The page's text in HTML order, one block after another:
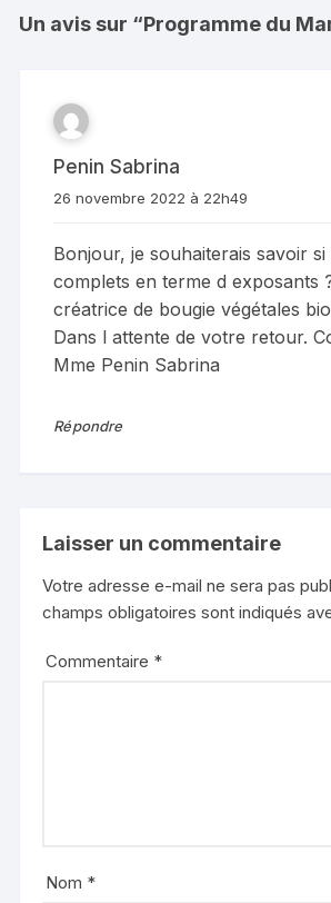
Un avis sur “Programme du
Penin Sabrina
26 novembre 2022 à 22h49
Bonjour, je souhaiterais savoir si
complets en terme d exposants
créatrice de bougie végétales
Dans l attente de votre retour.
Mme Penin Sabrina
Répondre
Laisser un commentaire
Votre adresse e-mail ne sera pas
champs obligatoires sont indiqués
Commentaire *
Nom *